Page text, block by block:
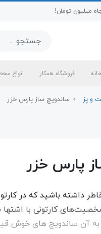
میلیون تومان!
خانه فروشگاه همکار انواع
و پز ساندویچ ساز پارس خزر
پارس خزر
خاطر داشته باشید که در
کارتونی با
به آن ساندویچ های خوش